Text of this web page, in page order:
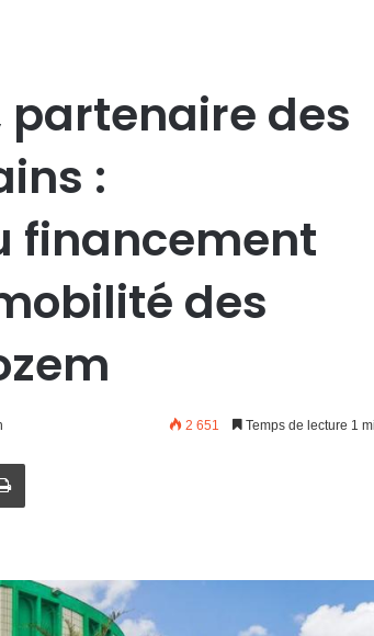
partenaire des
:
financement
des
2 651 Temps de lecture 1
Imprimer